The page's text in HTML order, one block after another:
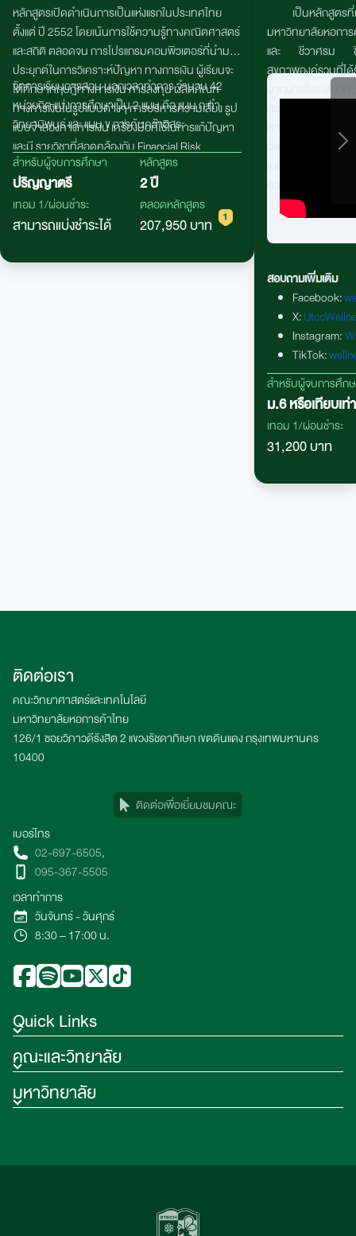
และตลาดทุนยุคใหม่
หลักสูตรเปิดดำเนินการเป็นแห่งแรกในประเทศไทย
ตั้งแต่ ปี2552โดยเน้นการใช้ความรู้ทางคณิตศาสตร์
และสถิติ ตลอดจน การโปรแกรมคอมพิวเตอร์ที่นำมา
ประยุกต์ในการวิเคราะห์ปัญหา ทางการเงิน ผู้เรียนจะ
ได้ศึกษาทฤษฎีทางการเงิน การลงทุน ผลิตภัณฑ์
ทางการเงินในรูปแบบต่างๆ การบริหารความเสี่ยง รูป
แบบจำลองทางการเงิน เครื่องมือที่ใช้ในการแก้ปัญหา
และมี รายวิชาที่สอดคล้องกับ Financial Risk
Manager (FM)หลักสูตรมีที่ปรึกษาเป็นผู้เชี่ยวชาญมือ
อาชีพทางการเงิน อาทิ ธุรกิจธนาคาร และธุรกิจประกัน
ภัย รวมถึงมีความร่วมมือทางด้าน วิชาการกับภาค
ธุรกิจหลักทรัพย์ เช่น สมาคมนักวิเคราะห์หลัก ทรัพย์
จัดการเรียนการสอน นอกเวลาทำการ จํานวน 42
หน่วยกิต แบ่งการศึกษาเป็น 2 แผน คือ แผน ก ทํา
วิทยานิพนธ์ และ แผน ข การค้นคว้าอิสระ
สำหรับผู้จบการศึกษา
ปริญญาตรี
หลักสูตร
2 ปี
เทอม 1/ผ่อนชำระ
สามารถแบ่งชำระได้
ตลอดหลักสูตร
207,950 บาท
เป็นหลักสูตร
มหาวิทยาลัยหอกา
และ ชีวาศรม ซึ่ง
สุขภาพองค์รวมที่ได้
ศาสตร์ของการมี
อย่างสมบูรณ์ ศา
สอบถามเพิ่มเติม
Facebook:
X:
Instagram:
TikTok:
สำหรับผู้จบการศึก
ม.6 หรือเทียบเท่า
เทอม 1/ผ่อนชำระ
31,200 บาท
Quick Links
คณะและวิทยาลัย
มหาวิทยาลัย
ติดต่อเรา
คณะวิทยาศาสตร์และเทคโนโลยี
มหาวิทยาลัยหอการค้าไทย
126/1 ซอยวิภาวดีรังสิต 2 แขวงรัชดาภิเษก เขตดินแดง กรุงเทพมหานคร
10400
ติดต่อเพื่อเยี่ยมชมคณะ
เบอร์โทร
02-697-6505,
095-367-5505
เวลาทำการ
วันจันทร์ - วันศุกร์
8:30 – 17:00 น.